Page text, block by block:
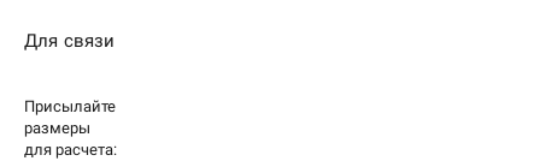
Для связи
Присылайте
размеры
для расчета: